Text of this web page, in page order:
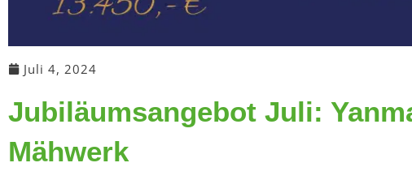
Juli 4, 2024
Jubiläumsangebot Juli:
Mähwerk